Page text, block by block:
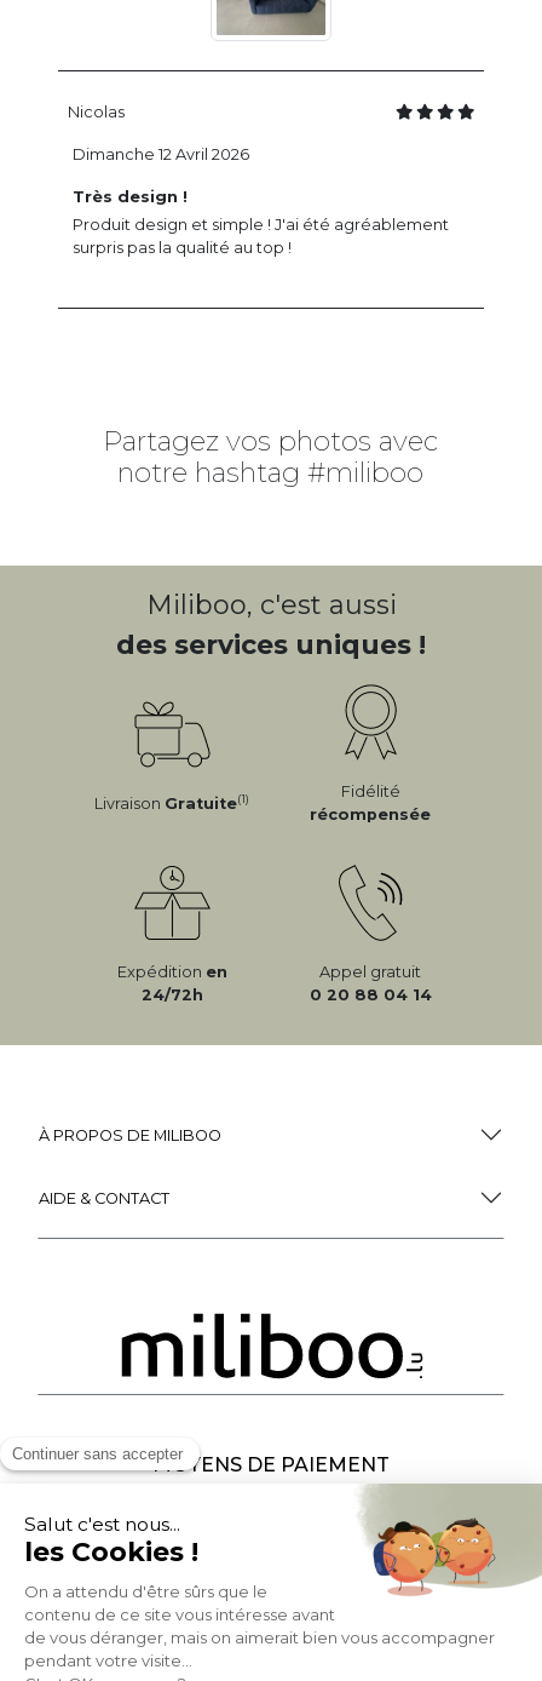
Nicolas
Très design !
Produit design et simple ! J'ai été agréablement
surpris pas la qualité au top !
Dimanche 12 Avril 2026
Partagez vos photos avec
notre hashtag #miliboo
Miliboo, c'est aussi
des services uniques !
Livraison Gratuite(1)
Fidélité
récompensée
Expédition en
24/72h
Appel gratuit
0 20 88 04 14
À PROPOS DE MILIBOO
AIDE & CONTACT
MOYENS DE PAIEMENT
SOCIAL NETWORK